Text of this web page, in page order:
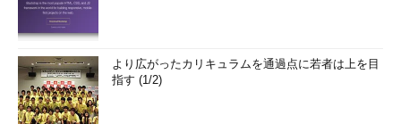
より広がったカリキュラムを通過点に若者は上を目
指す (1/2)